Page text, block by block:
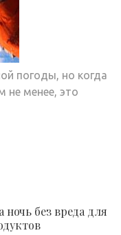
погоды, но когда
не менее, это
без вреда для